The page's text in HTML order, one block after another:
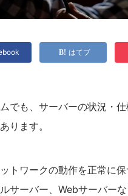
はてブ
でも、サーバーの状況・
ります。
トワークの動作を正常に
サーバー、Webサーバー